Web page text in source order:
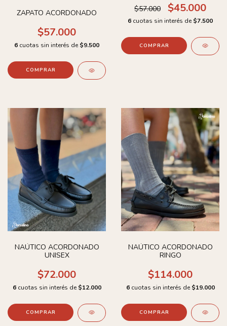
ZAPATO ACORDONADO
$57.000
6 cuotas sin interés de $9.500
COMPRAR
$57.000
$45.000
6 cuotas sin interés de $7.500
COMPRAR
NAÚTICO ACORDONADO
UNISEX
$72.000
6 cuotas sin interés de $12.000
COMPRAR
NAÚTICO ACORDONADO
RINGO
$114.000
6 cuotas sin interés de $19.000
COMPRAR